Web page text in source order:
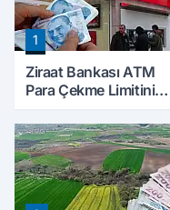
1
Ziraat Bankası ATM
Para Çekme Limitini
Limit 30 Bin TL Oldu